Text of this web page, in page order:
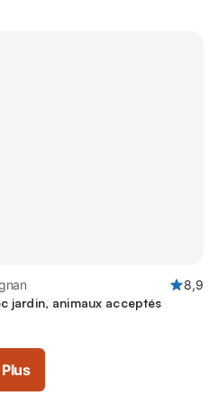
8,9
jardin, animaux acceptés
Plus